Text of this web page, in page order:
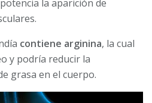
la aparición de
contiene arginina, la cual
y podría reducir la
grasa en el cuerpo.